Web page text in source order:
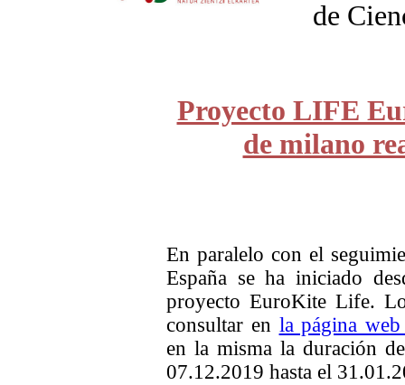
de
Proyecto LIFE
de milano
En paralelo con el
España se ha iniciado
proyecto EuroKite Life.
consultar en la página
en la misma la duración
07.12.2019 hasta el